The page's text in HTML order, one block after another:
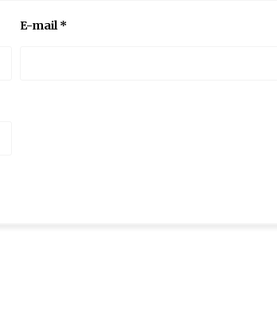
E-mail*